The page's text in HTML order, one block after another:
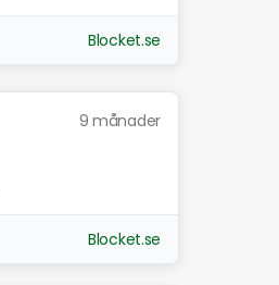
Blocket.se
9 månader
Blocket.se